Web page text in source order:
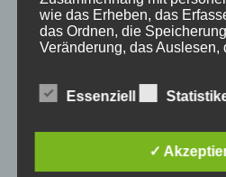
Oberstdorf
Stellenangebot
Traveller Review Award
Urlaub
Veranstaltungstipp
Wintersport
wie das Erheben, das
das Ordnen, die
Veränderung, das Auslesen,
Bereitstellung, den Abgleich
Vernichtung.
Essenziell
✓